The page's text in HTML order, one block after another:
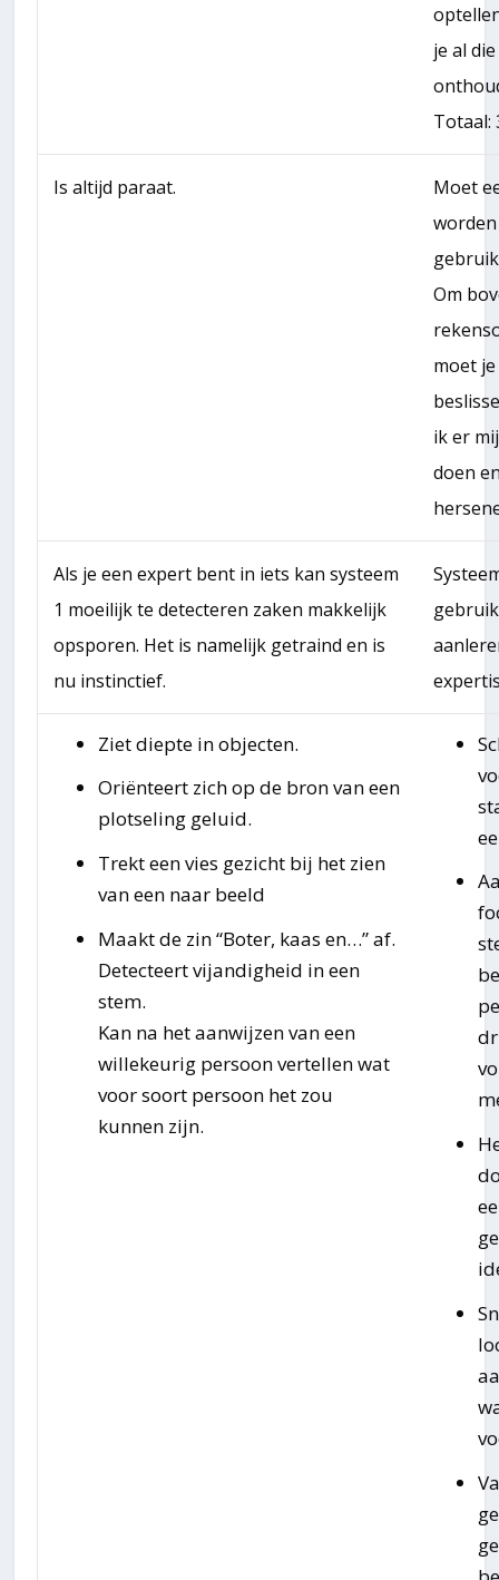
je al
Totaal:
Is altijd paraat.
Moet
Om
moet
ik er
doen
Als je een expert bent in iets kan systeem
1 moeilijk te detecteren zaken makkelijk
opsporen. Het is namelijk getraind en is
nu instinctief.
Ziet diepte in objecten.
Oriënteert zich op de bron van een
plotseling geluid.
Trekt een vies gezicht bij het zien
van een naar beeld
Maakt de zin “Boter, kaas en…” af.
Detecteert vijandigheid in een
stem.
Kan na het aanwijzen van een
willekeurig persoon vertellen wat
voor soort persoon het zou
kunnen zijn.